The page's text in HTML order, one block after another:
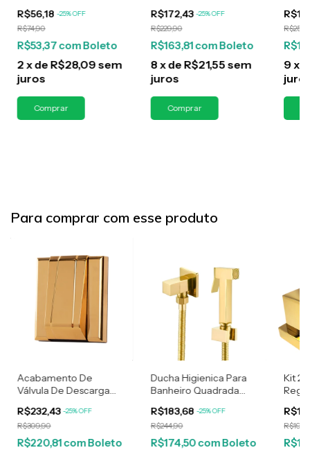
Dourada Gold de 3cm
R$56,18 -25%OFF
R$74,90
R$53,37comBoleto
2 xde R$28,09 sem
juros
R$172,43 -25%OFF
R$229,90
R$163,81comBoleto
8 xde R$21,55 sem
juros
9 x
Para comprar com esse produto
Acabamento De
Válvula De Descarga
Dourado
R$232,43 -25%OFF
R$309,90
R$220,81comBoleto
Ducha Higienica Para
Banheiro Quadrada
R$183,68 -25%OFF
R$244,90
R$174,50comBoleto
Kit 2